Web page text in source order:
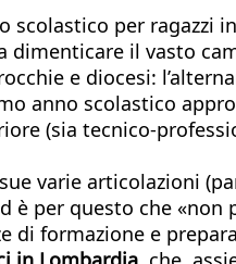
scolastico per ragazzi
il vasto
e diocesi:
anno scolastico
(sia tecnico-
varie articolazioni
è per questo che «non
di formazione e